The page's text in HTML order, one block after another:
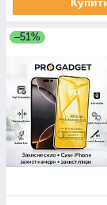
–51%